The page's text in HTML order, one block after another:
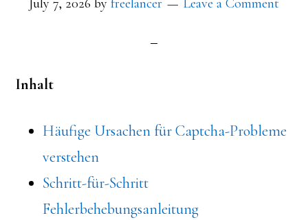
July 7, 2026 by freelancer Leave a Comment
Inhalt
Häufige Ursachen für Captcha-Probleme
verstehen
Schritt-für-Schritt
Fehlerbehebungsanleitung